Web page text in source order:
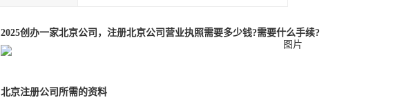
2025创办一家北京公司，注册北京公司营业执照需要多少钱?需要什么手续?
北京注册公司所需的资料